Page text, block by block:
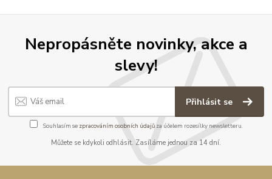
Nepropásněte novinky, akce a
slevy!
Přihlásit se
Souhlasím se zpracováním osobních údajůza účelem rozesílky newsletteru.
Můžete se kdykoli odhlásit. Zasíláme jednou za 14 dní.